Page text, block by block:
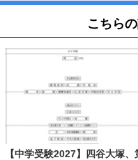
こちら
【中学受験2027】四谷大塚、